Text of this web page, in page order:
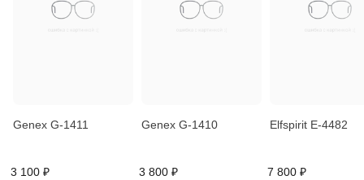
Genex G-1411
3 100 ₽
Genex G-1410
3 800 ₽
Elfspirit E-4482
7 800 ₽